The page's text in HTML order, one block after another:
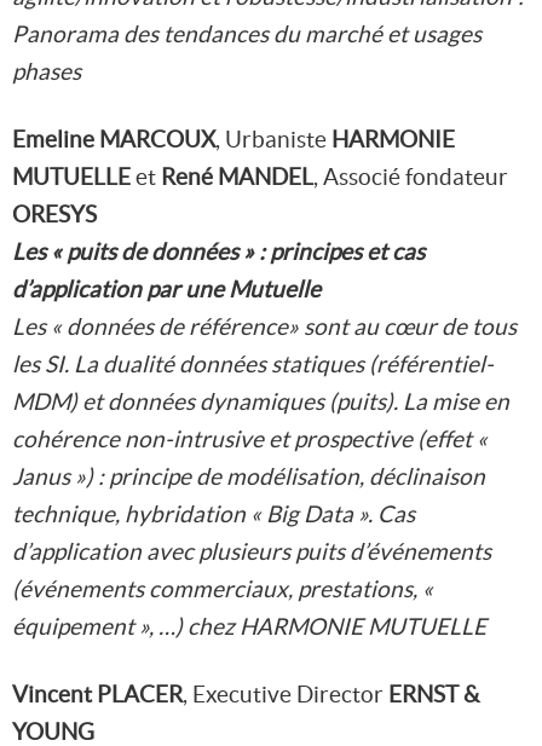
Panorama des tendances du marché et usages
phases
Emeline MARCOUX, Urbaniste HARMONIE
MUTUELLEet René MANDEL, Associé fondateur
ORESYS
Les « puits de données » : principes et cas
d’application par une Mutuelle
Les « données de référence» sont au cœur de tous
les SI. La dualité données statiques (référentiel-
MDM) et données dynamiques (puits). La mise en
cohérence non-intrusive et prospective (effet «
Janus ») : principe de modélisation, déclinaison
technique, hybridation « Big Data ». Cas
d’application avec plusieurs puits d’événements
(événements commerciaux, prestations, «
équipement », …) chez HARMONIE MUTUELLE
Vincent PLACER, Executive Director ERNST &
YOUNG